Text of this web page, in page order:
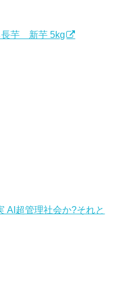
長芋 新芋 5kg
AI超管理社会か?それと